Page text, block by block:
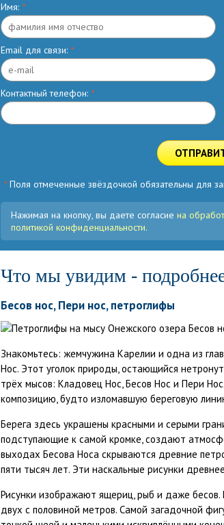
Имя: *
Email для связи: *
Контактный телефон: *
*Поля отмеченные звёздочкой обязательны для
Нажимая на кнопку, вы даете согласие на
политикой конфиденциальности.
Что мы увидим -
Бесов нос, Пери нос, петроглифы
Знакомьтесь: жемчужина Карелии и одна из
Нос. Этот уголок природы, остающийся
трёх мысов: Кладовец Нос, Бесов Нос и Пери
композицию, будто изломавшую береговую
Берега здесь украшены красными и серыми
подступающие к самой кромке, создают
выходах Бесова Носа скрываются древние
пяти тысяч лет. Эти наскальные рисунки
Рисунки изображают ящериц, рыб и даже
двух с половиной метров. Самой загадочной